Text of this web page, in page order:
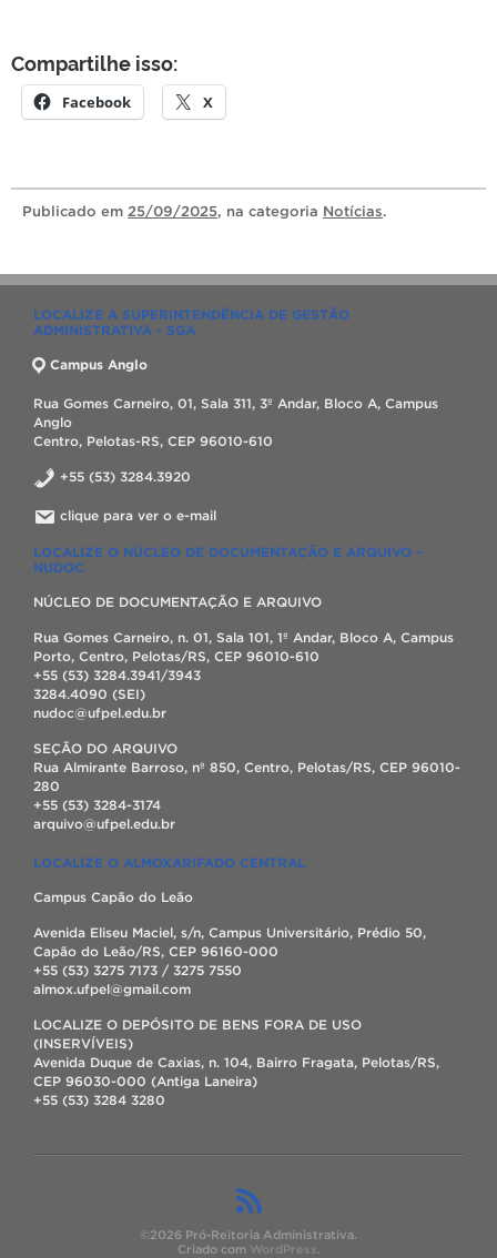
Compartilhe isso:
Facebook X
Publicado em 25/09/2025, na categoria Notícias.
LOCALIZE A SUPERINTENDÊNCIA DE GESTÃO
ADMINISTRATIVA - SGA
Campus Anglo
Rua Gomes Carneiro, 01, Sala 311, 3º Andar, Bloco A, Campus
Anglo
Centro, Pelotas-RS, CEP 96010-610
+55 (53) 3284.3920
clique para ver o e-mail
LOCALIZE O NÚCLEO DE DOCUMENTAÇÃO E ARQUIVO –
NUDOC
NÚCLEO DE DOCUMENTAÇÃO E ARQUIVO
Rua Gomes Carneiro, n. 01, Sala 101, 1º Andar, Bloco A, Campus
Porto, Centro, Pelotas/RS, CEP 96010-610
+55 (53) 3284.3941/3943
3284.4090 (SEI)
nudoc@ufpel.edu.br
SEÇÃO DO ARQUIVO
Rua Almirante Barroso, nº 850, Centro, Pelotas/RS, CEP 96010-
280
+55 (53) 3284-3174
arquivo@ufpel.edu.br
LOCALIZE O ALMOXARIFADO CENTRAL
Campus Capão do Leão
Avenida Eliseu Maciel, s/n, Campus Universitário, Prédio 50,
Capão do Leão/RS, CEP 96160-000
+55 (53) 3275 7173 / 3275 7550
almox.ufpel@gmail.com
LOCALIZE O DEPÓSITO DE BENS FORA DE USO
(INSERVÍVEIS)
Avenida Duque de Caxias, n. 104, Bairro Fragata, Pelotas/RS,
CEP 96030-000 (Antiga Laneira)
+55 (53) 3284 3280
©2026 Pró-Reitoria Administrativa.
Criado com WordPress.